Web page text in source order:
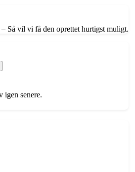
Så vil vi få den oprettet hurtigst muligt.
igen senere.